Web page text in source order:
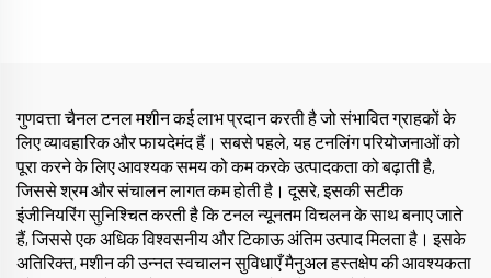
गुणवत्ता चैनल टनल मशीन कई लाभ प्रदान करती है जो संभावित ग्राहकों के
लिए व्यावहारिक और फायदेमंद हैं। सबसे पहले, यह टनलिंग परियोजनाओं को
पूरा करने के लिए आवश्यक समय को कम करके उत्पादकता को बढ़ाती है,
जिससे श्रम और संचालन लागत कम होती है। दूसरे, इसकी सटीक
इंजीनियरिंग सुनिश्चित करती है कि टनल न्यूनतम विचलन के साथ बनाए जाते
हैं, जिससे एक अधिक विश्वसनीय और टिकाऊ अंतिम उत्पाद मिलता है। इसके
अतिरिक्त, मशीन की उन्नत स्वचालन सुविधाएँ मैनुअल हस्तक्षेप की आवश्यकता